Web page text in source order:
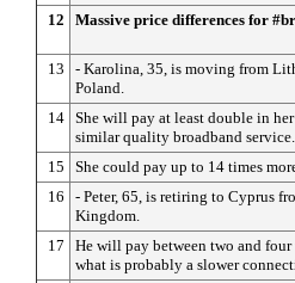
12
Massive price differences for
13
- Karolina, 35, is moving from
Poland.
14 She will pay at least double in
similar quality broadband service.
15
She could pay up to 14 times
16
- Peter, 65, is retiring to Cyprus
Kingdom.
17
He will pay between two and four
what is probably a slower